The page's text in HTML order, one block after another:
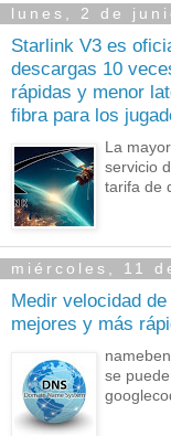
lunes, 2 de
Starlink V3 es
descargas 10
rápidas y menor
fibra para los
La
servicio
tarifa de
miércoles, 11
Medir velocidad
mejores y más
se